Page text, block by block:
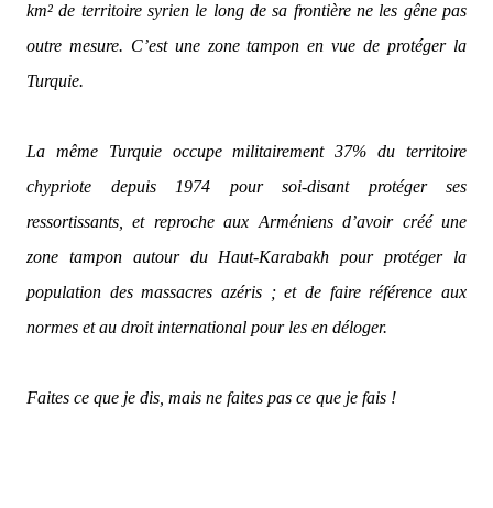
km² de territoire syrien le long de sa frontière ne les gêne pas
outre mesure. C’est une zone tampon en vue de protéger la
Turquie.
La même Turquie occupe militairement 37% du territoire
chypriote depuis 1974 pour soi-disant protéger ses
ressortissants, et reproche aux Arméniens d’avoir créé une
zone tampon autour du Haut-Karabakh pour protéger la
population des massacres azéris ; et de faire référence aux
normes et au droit international pour les en déloger.
Faites ce que je dis, mais ne faites pas ce que je fais !